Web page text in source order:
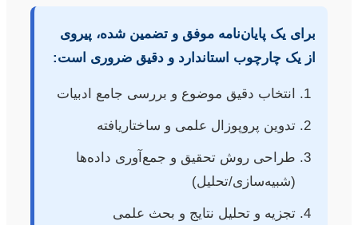
برای یک پایان‌نامه موفق و تضمین شده، پیروی
از یک چارچوب استاندارد و دقیق ضروری است:
انتخاب دقیق موضوع و بررسی جامع ادبیات
تدوین پروپوزال علمی و ساختاریافته
طراحی روش تحقیق و جمع‌آوری داده‌ها
(شبیه‌سازی/تحلیل)
تجزیه و تحلیل نتایج و بحث علمی